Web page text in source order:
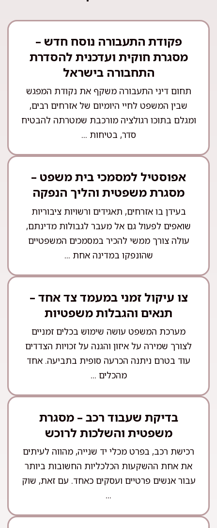
פקודת התעבורה נוסח חדש –
מסגרת חוקית ועדכנית להסדרת
התחבורה בישראל
תחום דיני התעבורה משקף את נקודת המפגש
שבין המשפט לחיי היומיום של אזרחים רבים,
ומגלם בתוכו רגולציה מורכבת שמטרתה להבטיח
סדר, בטיחות ...
אפוסטיל למסמכי בית משפט –
מסגרת משפטית והליך הנפקה
בעידן בו אזרחים, תאגידים ורשויות ציבוריות
שואפים לפעול גם אל מעבר לגבולות מדינתם,
עולה צורך ממשי להכיר במסמכים המשפטיים
שהונפקו במדינה אחת ...
צו עיקול זמני במעמד צד אחד –
תנאים והגבלות משפטיות
מערכת המשפט עושה שימוש בכלים זמניים
לצורך שמירה על איזון והגנה על זכויות הצדדים
עוד בטרם ניתנה הכרעה סופית בתביעה. אחד
מהכלים ...
בדיקת שעבוד רכב – מסגרת
משפטית והשלכות לרוכש
רכישת רכב, בפרט מכלי יד שנייה, מהווה לעיתים
את אחת ההשקעות הכלכליות החשובות ביותר
עבור אנשים פרטיים ועסקים כאחד. עם זאת, שוק
...